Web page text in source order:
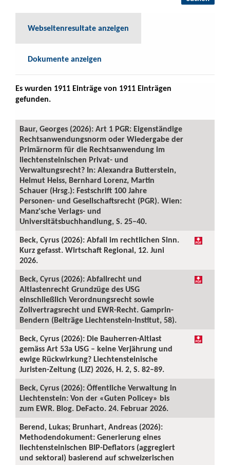
Webseitenresultate anzeigen
Dokumente anzeigen
Es wurden 1911 Einträge von 1911 Einträgen
gefunden.
Baur, Georges (2026): Art 1 PGR: Eigenständige
Rechtsanwendungsnorm oder Wiedergabe der
Primärnorm für die Rechtsanwendung im
liechtensteinischen Privat- und
Verwaltungsrecht? In: Alexandra Butterstein,
Helmut Heiss, Bernhard Lorenz, Martin
Schauer (Hrsg.): Festschrift 100 Jahre
Personen- und Gesellschaftsrecht (PGR). Wien:
Manz'sche Verlags- und
Universitätsbuchhandlung, S. 25–40.
Beck, Cyrus (2026): Abfall im rechtlichen Sinn.
Kurz gefasst. Wirtschaft Regional, 12. Juni
2026.
Beck, Cyrus (2026): Abfallrecht und
Altlastenrecht Grundzüge des USG
einschließlich Verordnungsrecht sowie
Zollvertragsrecht und EWR-Recht. Gamprin-
Bendern (Beiträge Liechtenstein-Institut, 58).
Beck, Cyrus (2026): Die Bauherren-Altlast
gemäss Art 53a USG – keine Verjährung und
ewige Rückwirkung? Liechtensteinische
Juristen-Zeitung (LJZ) 2026, H. 2, S. 82–89.
Beck, Cyrus (2026): Öffentliche Verwaltung in
Liechtenstein: Von der «Guten Policey» bis
zum EWR. Blog. DeFacto. 24. Februar 2026.
Berend, Lukas; Brunhart, Andreas (2026):
Methodendokument: Generierung eines
liechtensteinischen BIP-Deflators (aggregiert
und sektoral) basierend auf schweizerischen